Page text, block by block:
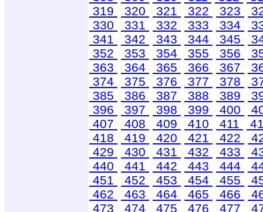
319
320 321 322 323
330
331 332 333 334
341
342 343 344 345
352
353 354 355 356
363
364 365 366 367
374
375 376 377 378
385
386 387 388 389
396
397 398 399 400
407
408 409 410 411
418
419 420 421 422
429
430 431 432 433
440
441 442 443 444
451
452 453 454 455
462
463 464 465 466
473
474 475 476 477